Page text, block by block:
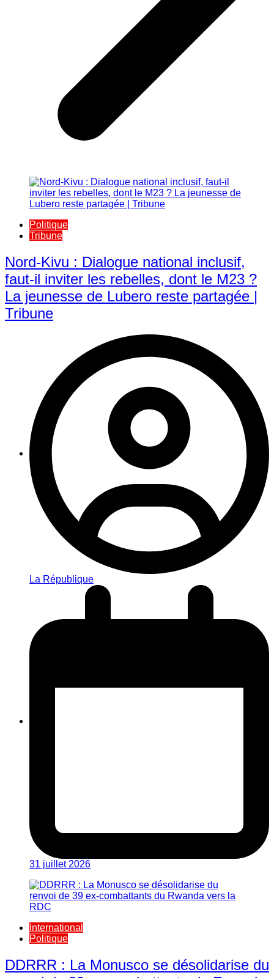
Politique
Tribune
Nord-Kivu : Dialogue national inclusif,
faut-il inviter les rebelles, dont le M23 ?
La jeunesse de Lubero reste partagée |
Tribune
La République
31 juillet 2026
International
Politique
DDRRR : La Monusco se désolidarise du